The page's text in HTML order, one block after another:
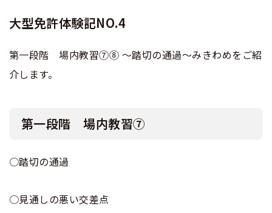
準中型車
中型車
大特
けん引
普通二種
特集ページ一覧
格安シーズン料金
出発地別おすすめ校
教育訓練給付金制度
受験資格特例教習
合宿免許選びのアドバイス
合宿免許の入校までの流れ
合宿免許一日の過ごし方
合宿に関わる料金について
合宿免許で最短合格するには
高校生は運転免許を取れる？
冬・雪国の合宿免許は大丈夫？
登録商標
個人情報の取扱い
大型免許体験記NO.1
大型免許体験記NO.3 大型免許体験記NO.4
大型免許体験記NO.9
大型免許体験記NO.4
第一段階 場内教習⑦⑧ ～踏切の通過～みきわめをご紹
介します。
第一段階 場内教習⑦
○踏切の通過
○見通しの悪い交差点